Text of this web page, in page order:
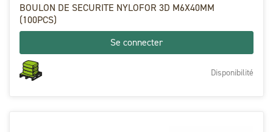
BOULON DE SECURITE NYLOFOR 3D M6X40MM
(100PCS)
Se connecter
Disponibilité